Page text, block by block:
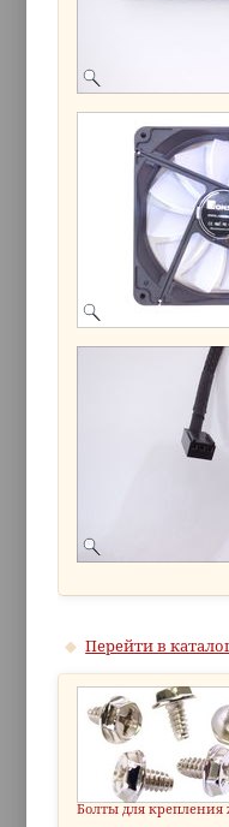
Перейти в
Болты для крепления